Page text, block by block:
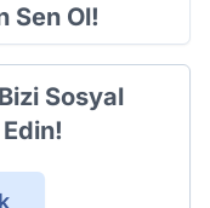
Sen Ol!
Sosyal